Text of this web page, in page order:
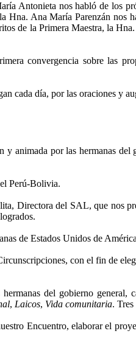
Antonieta nos habló de los
Ana María Parenzán
de la Primera Maestra, la
convergencia sobre las
cada día, por las oraciones y
animada por las hermanas
Perú-Bolivia.
Directora del SAL, que nos
de Estados Unidos de
con el fin de
del gobierno general,
, Laicos, Vida comunitaria.
Encuentro, elaborar el